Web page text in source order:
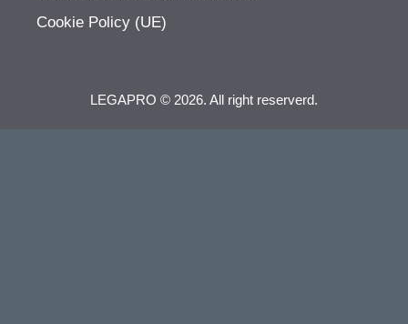
Cookie Policy (UE)
LEGAPRO © 2026. All right reserverd.